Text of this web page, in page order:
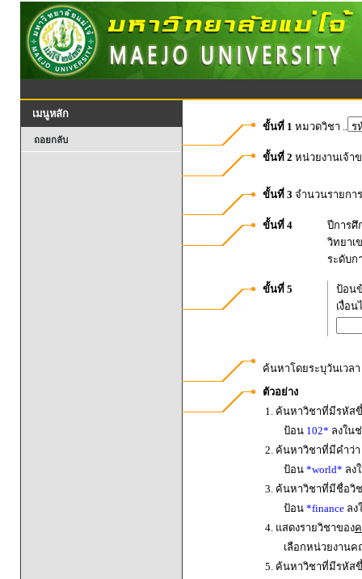
เมนูหลัก
ถอยกลับ
ขั้นที่ 1 หมวดวิชา ..
ขั้นที่ 2 หน่วยงานเจ้า
ขั้นที่ 3 จำนวนรายก
ขั้นที่ 4
ปีการศึ
วิทยาเ
ระดับก
ขั้นที่ 5
ป้อน
เงื่อน
ค้นหาโดยระบุวันเวล
ตัวอย่าง
1. ค้นหาวิชาที่มีรหัส
ป้อน 102* ลงใน
2. ค้นหาวิชาที่มีคำว่า
ป้อน *world* ลง
3. ค้นหาวิชาที่มีชื่อวิ
ป้อน *finance ลง
4. แสดงรายวิชาของ
เลือกหน่วยงาน
5. ค้นหาวิชาที่มีรหัส